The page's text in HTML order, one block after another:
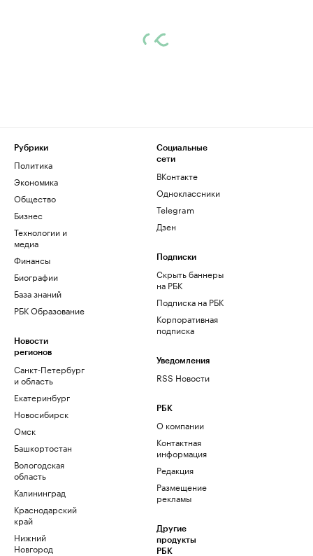
Рубрики
Политика
Экономика
Общество
Бизнес
Технологии и
медиа
Финансы
Биографии
База знаний
РБК Образование
Новости
регионов
Санкт-Петербург
и область
Екатеринбург
Новосибирск
Омск
Башкортостан
Вологодская
область
Калининград
Краснодарский
край
Нижний
Новгород
Социальные
сети
ВКонтакте
Одноклассники
Telegram
Дзен
Подписки
Скрыть баннеры
на РБК
Подписка на РБК
Корпоративная
подписка
Уведомления
RSS Новости
РБК
О компании
Контактная
информация
Редакция
Размещение
рекламы
Другие
продукты
РБК